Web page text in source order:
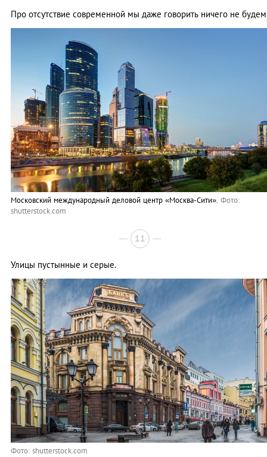
Про отсутствие современной мы даже говорить ничего не
Московский международный деловой центр «Москва-Сити». Фото:
shutterstock.com
11
Улицы пустынные и серые.
Фото: shutterstock.com